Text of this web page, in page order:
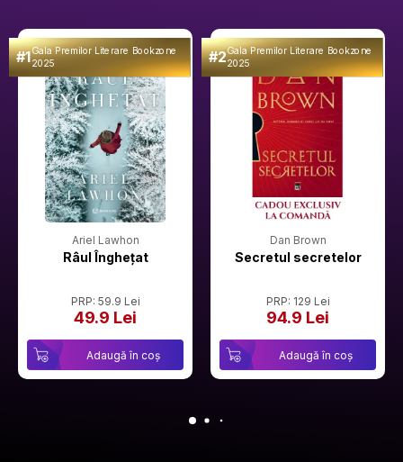
#1Gala Premilor Literare Bookzone
2025
Ariel Lawhon
Râul Înghețat
PRP: 59.9 Lei
49.9 Lei
Adaugă în coș
#2Gala Premilor Literare Bookzone
2025
Dan Brown
Secretul secretelor
PRP: 129 Lei
94.9 Lei
Adaugă în coș